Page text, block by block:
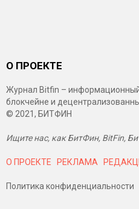
О ПРОЕКТЕ
Журнал Bitfin – информационный
блокчейне и
© 2021, БИТФИН
Ищите нас, как БитФин, BitFin,
О ПРОЕКТЕ РЕКЛАМА
Политика конфиденциальности